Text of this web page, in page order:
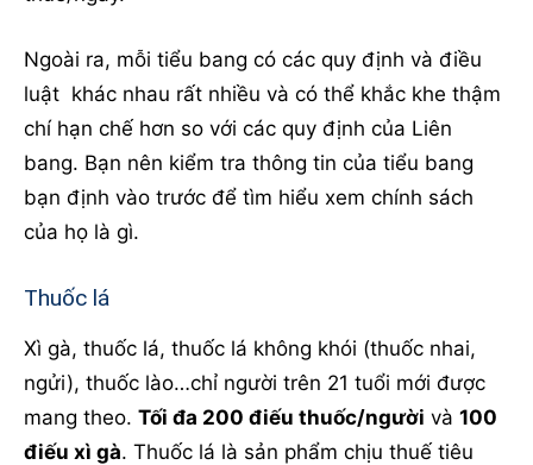
Ngoài ra, mỗi tiểu bang có các quy định và điều
luật khác nhau rất nhiều và có thể khắc khe thậm
chí hạn chế hơn so với các quy định của Liên
bang. Bạn nên kiểm tra thông tin của tiểu bang
bạn định vào trước để tìm hiểu xem chính sách
của họ là gì.
Thuốc lá
Xì gà, thuốc lá, thuốc lá không khói (thuốc nhai,
ngửi), thuốc lào…chỉ người trên 21 tuổi mới được
mang theo. Tối đa 200 điếu thuốc/người và 100
điếu xì gà. Thuốc lá là sản phẩm chịu thuế tiêu